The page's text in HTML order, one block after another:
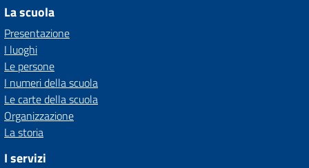
La scuola
Presentazione
I luoghi
Le persone
I numeri della scuola
Le carte della scuola
Organizzazione
La storia
I servizi